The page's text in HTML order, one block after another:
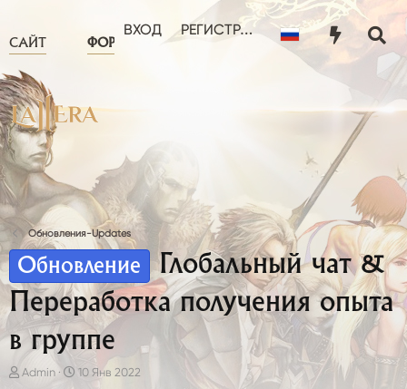
САЙТ ФОРУМ
ЧТО НОВОГО?
ВХОД РЕГИСТРАЦИЯ
Обновления-Updates
Обновление
Глобальный чат &
Переработка получения опыта
в группе
А
Admin
Д
10 Янв 2022